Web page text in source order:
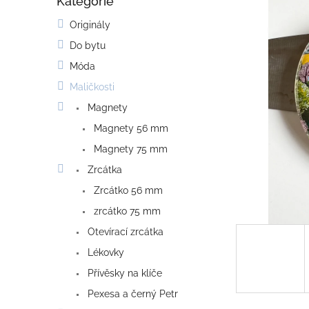
Originály
Do bytu
Móda
Maličkosti
Magnety
Magnety 56 mm
Magnety 75 mm
Zrcátka
Zrcátko 56 mm
zrcátko 75 mm
Otevírací zrcátka
Lékovky
Přívěsky na klíče
Pexesa a černý Petr